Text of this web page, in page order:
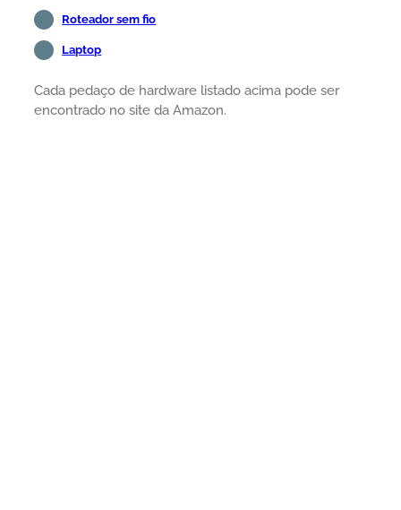
Roteador sem fio
Laptop
Cada pedaço de hardware listado acima pode ser
encontrado no site da Amazon.